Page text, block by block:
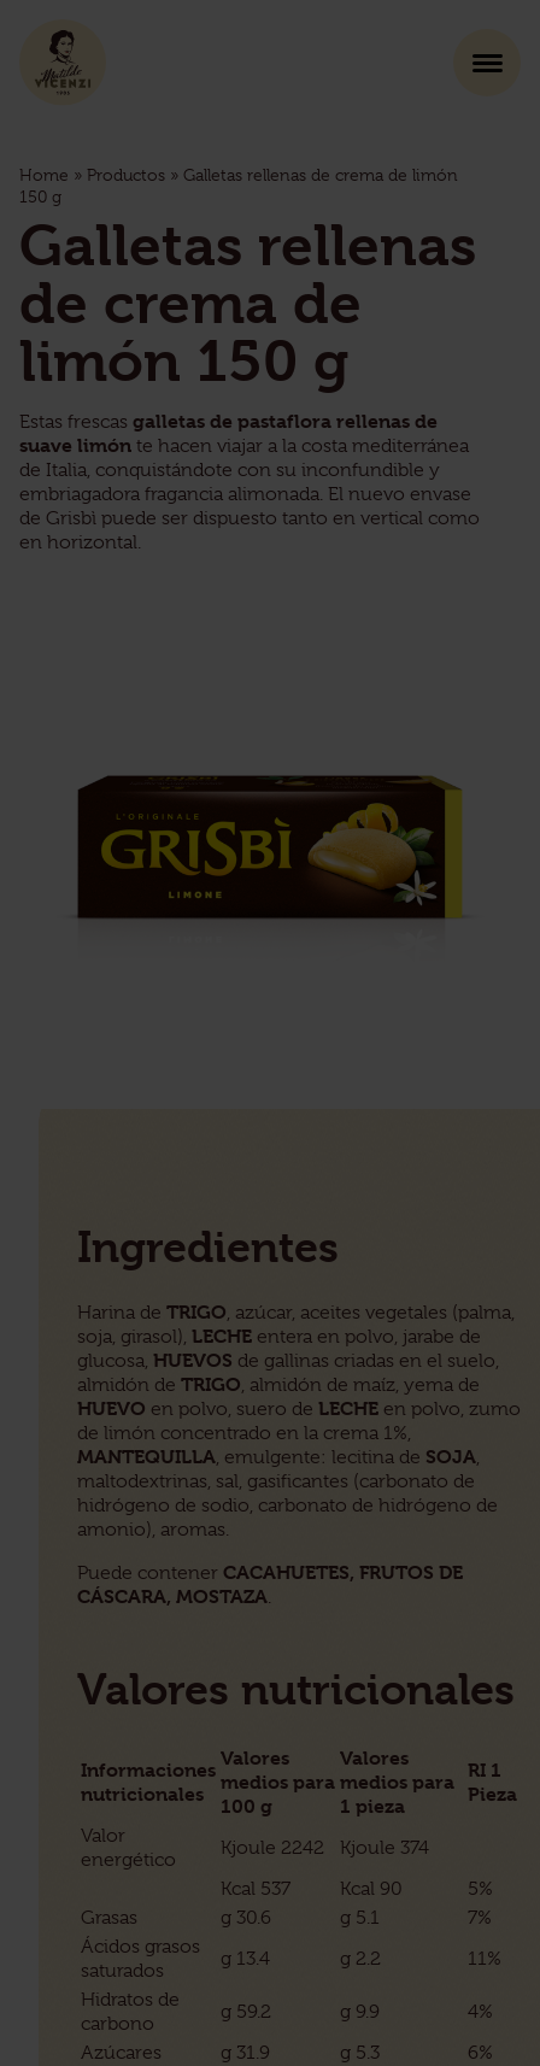
Home » Productos » Galletas rellenas de crema de limón
150 g
Galletas rellenas
de crema de
limón 150 g
Estas frescas galletas de pastaflora rellenas de
suave limón te hacen viajar a la costa mediterránea
de Italia, conquistándote con su inconfundible y
embriagadora fragancia alimonada. El nuevo envase
de Grisbì puede ser dispuesto tanto en vertical como
en horizontal.
Ingredientes
Harina de TRIGO, azúcar, aceites vegetales (palma,
soja, girasol), LECHE entera en polvo, jarabe de
glucosa, HUEVOS de gallinas criadas en el suelo,
almidón de TRIGO, almidón de maíz, yema de
HUEVO en polvo, suero de LECHE en polvo, zumo
de limón concentrado en la crema 1%,
MANTEQUILLA, emulgente: lecitina de SOJA,
maltodextrinas, sal, gasificantes (carbonato de
hidrógeno de sodio, carbonato de hidrógeno de
amonio), aromas.
Puede contener CACAHUETES, FRUTOS DE
CÁSCARA, MOSTAZA.
Valores nutricionales
Informaciones
nutricionales
Valores
medios para
100 g
Valores
medios para
1 pieza
RI 1
Pieza
Valor
energético
Kjoule 2242
Kjoule 374
Kcal 537
Kcal 90
5%
Grasas
g 30.6 g 5.1
7%
Ácidos grasos
saturados
g 13.4 g 2.2
11%
Hidratos de
carbono
g 59.2 g 9.9
4%
Azúcares
g 31.9 g 5.3
6%